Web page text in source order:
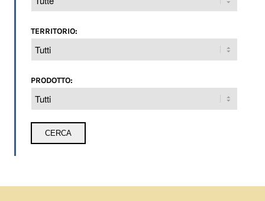
TERRITORIO:
PRODOTTO: